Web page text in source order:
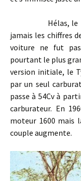
Hélas, le
jamais les chiffres
voiture ne fut
pourtant le plus
version initiale, le
par un seul
passe à 54Cv à
carburateur. En
moteur 1600 mais
couple augmente.